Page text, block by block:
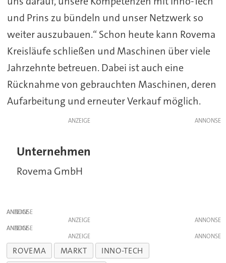
und Prins zu bündeln und unser Netzwerk so
weiter auszubauen.“ Schon heute kann Rovema
Kreisläufe schließen und Maschinen über viele
Jahrzehnte betreuen. Dabei ist auch eine
Rücknahme von gebrauchten Maschinen, deren
Aufarbeitung und erneuter Verkauf möglich.
ANZEIGE
Unternehmen
Rovema GmbH
ANZEIGE
ANZEIGE
ANZEIGE
ANZEIGE
ROVEMA MARKT
INNO-TECH